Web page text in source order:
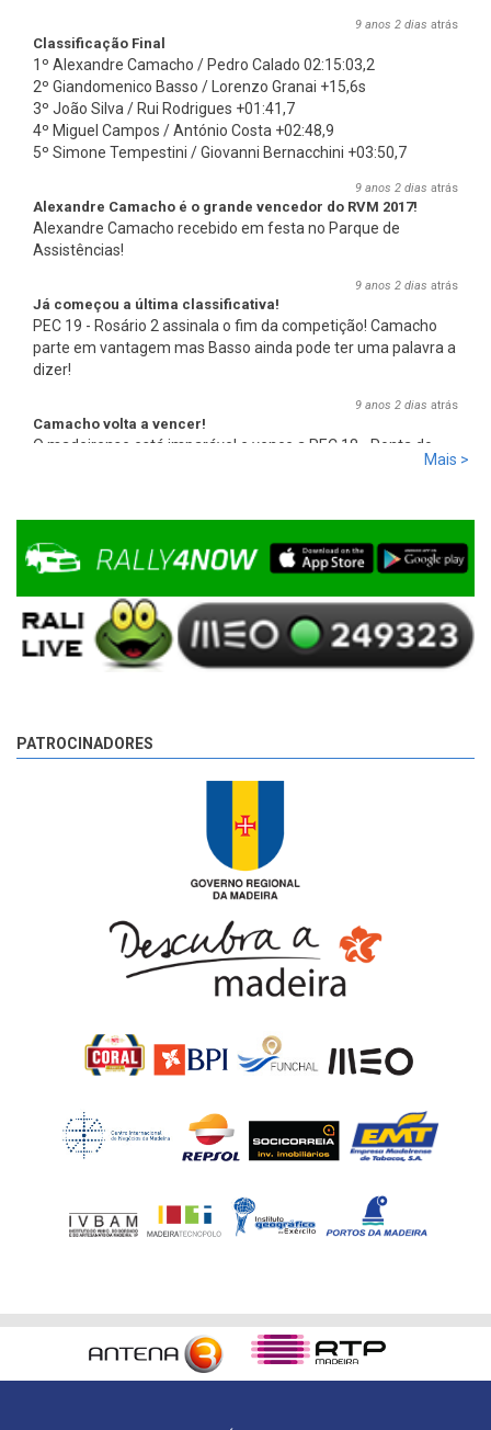
9 anos 2 dias atrás
Classificação Final
1º Alexandre Camacho / Pedro Calado 02:15:03,2
2º Giandomenico Basso / Lorenzo Granai +15,6s
3º João Silva / Rui Rodrigues +01:41,7
4º Miguel Campos / António Costa +02:48,9
5º Simone Tempestini / Giovanni Bernacchini +03:50,7
9 anos 2 dias atrás
Alexandre Camacho é o grande vencedor do RVM 2017!
Alexandre Camacho recebido em festa no Parque de
Assistências!
9 anos 2 dias atrás
Já começou a última classificativa!
PEC 19 - Rosário 2 assinala o fim da competição! Camacho
parte em vantagem mas Basso ainda pode ter uma palavra a
dizer!
9 anos 2 dias atrás
Camacho volta a vencer!
O madeirense está imparável e vence a PEC 18 - Ponta do
Pargo 2, com 00:08:08,0, mais 2,7s que Basso e mais 17,8sMais >
PATROCINADORES